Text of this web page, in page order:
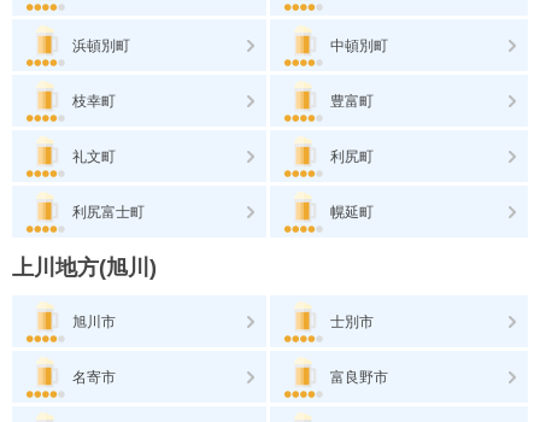
浜頓別町 中頓別町
枝幸町 豊富町
礼文町 利尻町
利尻富士町 幌延町
上川地方(旭川)
旭川市 士別市
名寄市 富良野市